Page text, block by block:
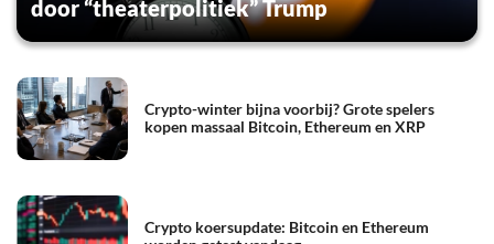
door “theaterpolitiek” Trump
Crypto-winter bijna voorbij? Grote spelers
kopen massaal Bitcoin, Ethereum en XRP
Crypto koersupdate: Bitcoin en Ethereum